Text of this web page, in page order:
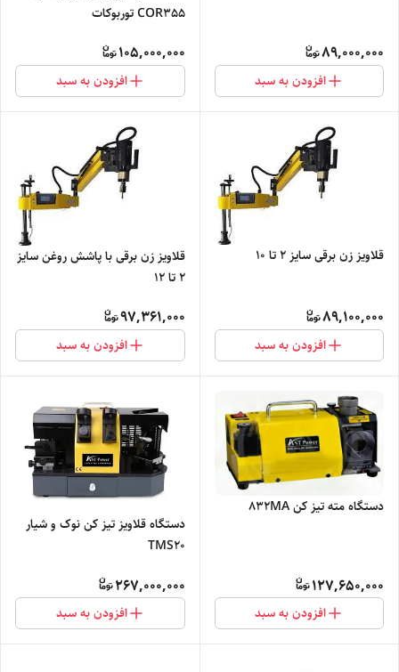
89,000,000
افزودن به سبد
COR355 توربوکات
105,000,000
افزودن به سبد
قلاویز زن برقی سایز 2 تا 10
89,100,000
افزودن به سبد
قلاویز زن برقی با پاشش روغن سایز
2 تا 12
97,361,000
افزودن به سبد
دستگاه مته تیز کن 832MA
127,650,000
افزودن به سبد
دستگاه قلاویز تیز کن نوک و شیار
TMS20
267,000,000
افزودن به سبد